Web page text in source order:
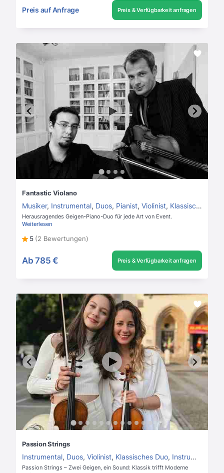
Preis auf Anfrage Preis & Verfügbarkeit anfragen
Fantastic Violano
Musiker, Instrumental, Duos, Pianist, Violinist, Klassisches Duo
Herausragendes Geigen-Piano-Duo für jede Art von Event.
Weiterlesen
5 (2 Bewertungen)
Ab 785 € Preis & Verfügbarkeit anfragen
Passion Strings
Instrumental, Duos, Violinist, Klassisches Duo, Instrumentalmusik
Passion Strings – Zwei Geigen, ein Sound: Klassik trifft Moderne